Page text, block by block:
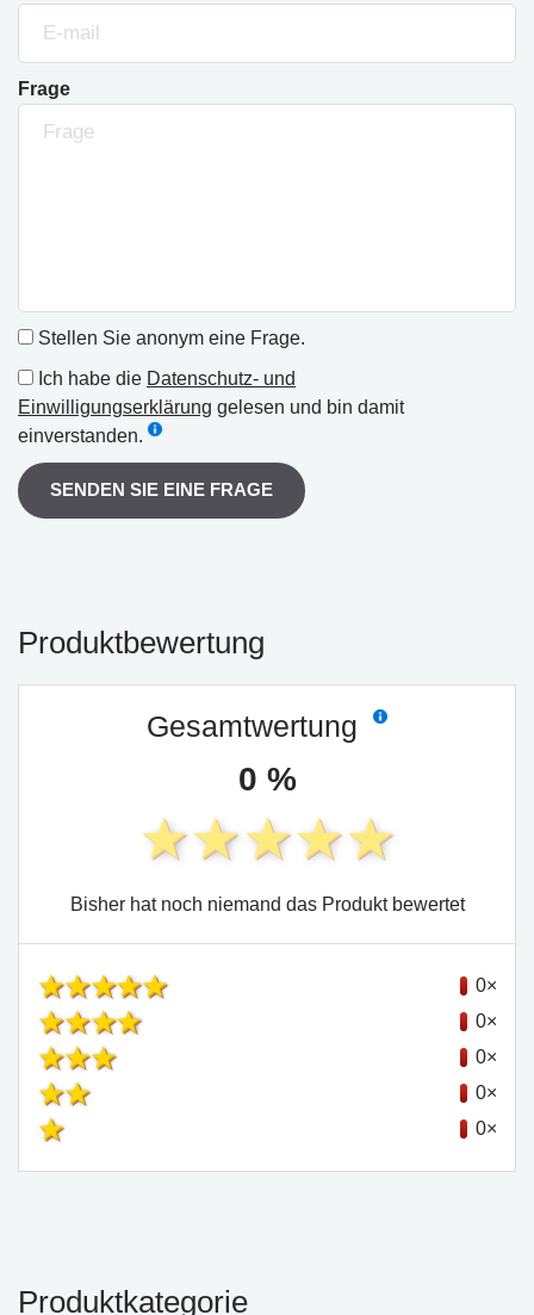
Frage
Stellen Sie anonym eine Frage.
Ich habe die Datenschutz- und
Einwilligungserklärung gelesen und bin damit
einverstanden.
SENDEN SIE EINE FRAGE
Produktbewertung
Gesamtwertung
0 %
Bisher hat noch niemand das Produkt bewertet
0×
0×
0×
0×
0×
Produktkategorie